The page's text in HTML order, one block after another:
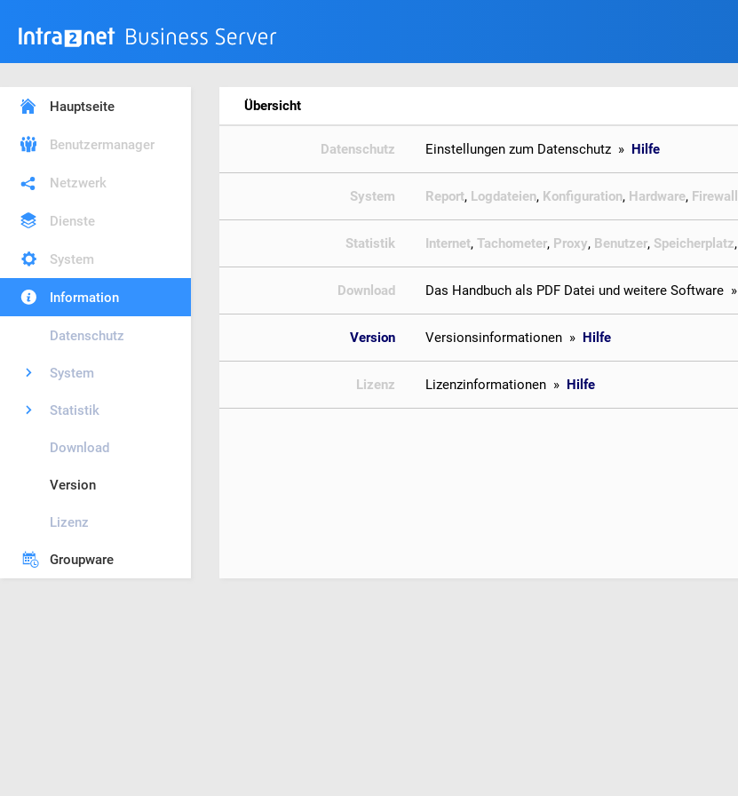
Hauptseite
Benutzermanager
Netzwerk
Dienste
System
Information
Datenschutz
System
Statistik
Download
Version
Lizenz
Groupware
Übersicht
Datenschutz Einstellungen zum Datenschutz » Hilfe
System Report, Logdateien, Konfiguration, Hardware, Firewall
Statistik Internet, Tachometer, Proxy, Benutzer, Speicherplatz,
Download Das Handbuch als PDF Datei und weitere Software »
Version Versionsinformationen » Hilfe
Lizenz Lizenzinformationen » Hilfe